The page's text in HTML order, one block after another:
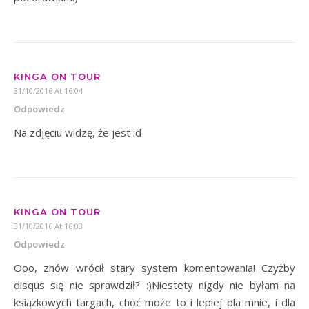
KINGA ON TOUR
31/10/2016 At 16:04
Odpowiedz
Na zdjęciu widzę, że jest :d
KINGA ON TOUR
31/10/2016 At 16:03
Odpowiedz
Ooo, znów wrócił stary system komentowania! Czyżby
disqus się nie sprawdził? :)Niestety nigdy nie byłam na
książkowych targach, choć może to i lepiej dla mnie, i dla